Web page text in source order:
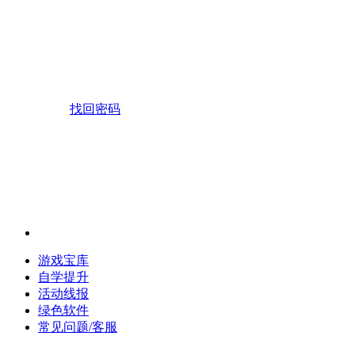
找回密码
游戏宝库
自学提升
活动线报
绿色软件
常见问题/客服